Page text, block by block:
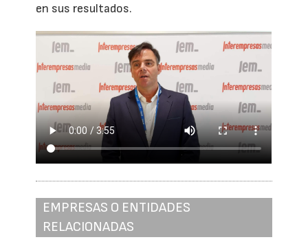
en sus resultados.
EMPRESAS O ENTIDADES
RELACIONADAS